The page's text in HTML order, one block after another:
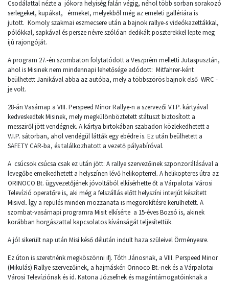
Csodálattal nézte a jókora helyiség falán végig, néhol több sorban sorakozó
serlegeket, kupákat, érmeket, melyekből még az emeleti gallériára is
jutott. Komoly szakmai eszmecsere után a bajnok rallye-s videókazettákkal,
pólókkal, sapkával és persze névre szólóan dedikált poszterekkel lepte meg
ijú rajongóját.
A program 27.-én szombaton folytatódott a Veszprém melletti Jutaspusztán,
ahol is Misinek nem mindennapi lehetősége adódott: Mitfahrer-ként
beülhetett Janikával abba az autóba, mely a többszörös bajnok első WRC -
je volt.
28-án Vasárnap a VIII. Perspeed Minor Rallye-n a szervezői V.I.P. kártyával
kedveskedtek Misinek, mely megkülönböztetett státuszt biztosított a
messziről jött vendégnek. A kártya birtokában szabadon közlekedhetett a
V.I.P. sátorban, ahol vendégül látták egy ebédre is. Ez után beülhetett a
SAFETY CAR-ba, és találkozhatott a vezető pályabíróval.
A csúcsok csúcsa csak ez után jött: A rallye szervezőinek szponzorálásával a
levegőbe emelkedhetett a helyszínen lévő helikopterrel. A helikopteres útra az
ORINOCO Bt. ügyvezetőjének jóvoltából elkísérhette őt a Várpalotai Városi
Televízió operatőre is, aki még a felszállás előtt helyszíni interjút készített
Misivel. Így a repülés minden mozzanata is megörökítésre kerülhetett. A
szombat-vasárnapi programra Misit elkísérte a 15-éves Bozsó is, akinek
korábban horgászattal kapcsolatos kívánságát teljesítettük.
A jól sikerült nap után Misi késő délután indult haza szüleivel Örményesre.
Ez úton is szeretnénk megköszönni ifj. Tóth Jánosnak, a VIII. Perspeed Minor
(Mikulás) Rallye szervezőinek, a hajmáskéri Orinoco Bt.-nek és a Várpalotai
Városi Televíziónak és id. Katona Józsefnek és magántámogatóinknak a